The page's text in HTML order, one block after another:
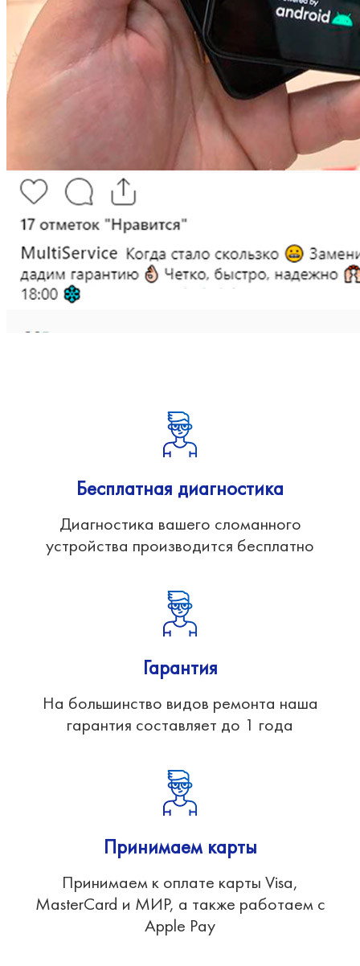
Бесплатная диагностика
Диагностика вашего сломанного
устройства производится бесплатно
Гарантия
На большинство видов ремонта наша
гарантия составляет до 1 года
Принимаем карты
Принимаем к оплате карты Visa,
MasterCard и МИР, а также работаем с
Apple Pay